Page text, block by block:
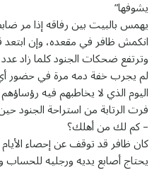
يشوفها”
يهمس بالبيت بين رفاقه إذا مر
انكمش ظافر في مقعده، وإن
وترتفع ضحكات الجنود كلما زاد
لم يجرب خفة دمه مرة في حضور
اليوم الذي لا يخاطبهم فيه
فرت الرتابة من استراحة الجنود
– كم لك من أهلك؟
كان ظافر قد توقف عن إحصاء الأيام
يحتاج أصابع يديه ورجليه